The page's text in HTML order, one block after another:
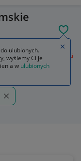
Spódnice i spódniczki
ulubionych.
wyślemy Ci je
w ulubionych